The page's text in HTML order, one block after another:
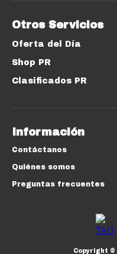
Otros Servicios
Oferta del Día
Shop PR
Clasificados PR
Información
Contáctanos
Quiénes somos
Preguntas frecuentes
Copyright ©